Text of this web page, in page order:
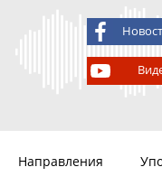
Направления